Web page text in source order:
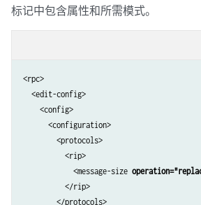
标记中包含属性和所需模式。
<rpc>
  <edit-config>
    <config>
      <configuration>
        <protocols>
          <rip>
            <message-size
          </rip>
        </protocols>